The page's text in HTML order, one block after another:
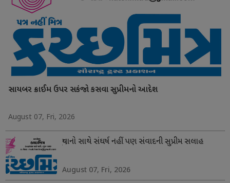
સાયબર ક્રાઈમ ઉપર સકંજો કસવા સુપ્રીમનો આદેશ
August 07, Fri, 2026
યુવાનો સાથે સંઘર્ષ નહીં પણ સંવાદની સુપ્રીમ સલાહ
August 07, Fri, 2026